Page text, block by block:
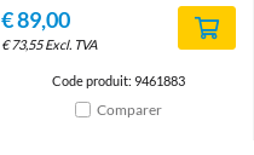
€89,00
€73,55 Excl. TVA
Code produit: 9461883
Comparer